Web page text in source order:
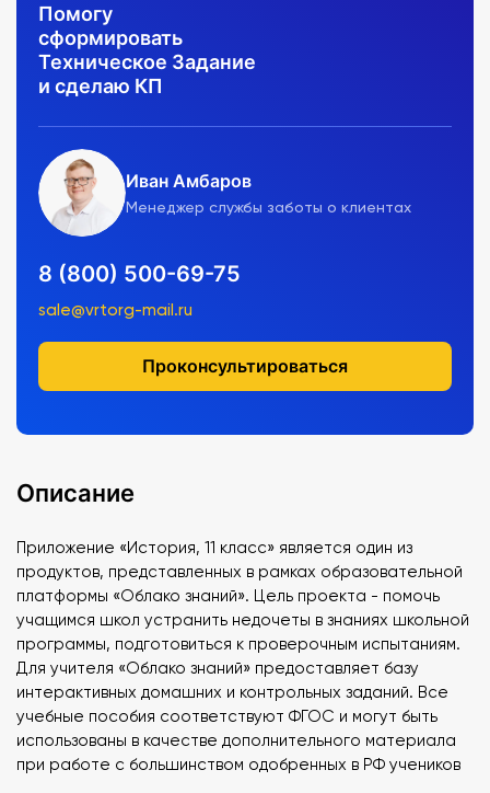
Помогу
сформировать
Техническое Задание
и сделаю КП
Иван Амбаров
Менеджер службы заботы о клиентах
8 (800) 500-69-75
sale@vrtorg-mail.ru
Проконсультироваться
Описание
Приложение «История, 11 класс» является один из
продуктов, представленных в рамках образовательной
платформы «Облако знаний». Цель проекта - помочь
учащимся школ устранить недочеты в знаниях школьной
программы, подготовиться к проверочным испытаниям.
Для учителя «Облако знаний» предоставляет базу
интерактивных домашних и контрольных заданий. Все
учебные пособия соответствуют ФГОС и могут быть
использованы в качестве дополнительного материала
при работе с большинством одобренных в РФ учеников